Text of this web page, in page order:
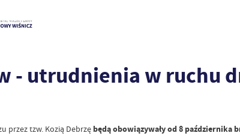
- utrudnienia w ruchu
przez tzw. Kozią Debrzę będą obowiązywały od 8 października